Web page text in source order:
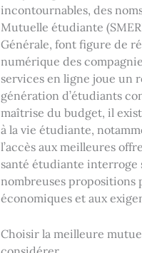
incontournables, des
Mutuelle étudiante
Générale, font figure de
numérique des
services en ligne joue un
génération d’étudiants
maîtrise du budget, il
à la vie étudiante,
l’accès aux meilleures
santé étudiante
nombreuses propositions
économiques et aux
Choisir la meilleure